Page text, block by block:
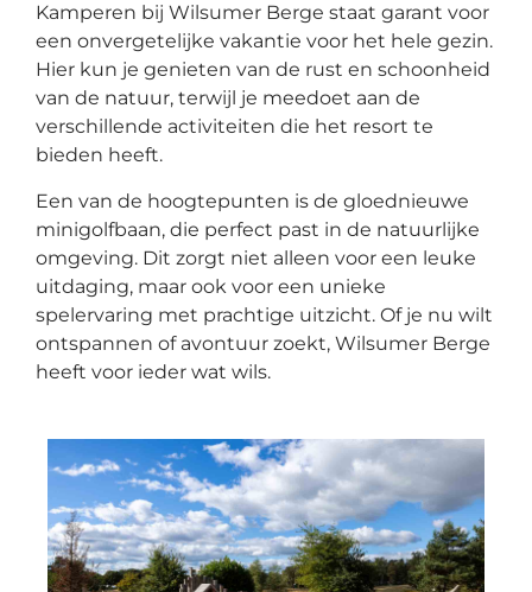
Kamperen bij Wilsumer Berge staat garant voor
een onvergetelijke vakantie voor het hele gezin.
Hier kun je genieten van de rust en schoonheid
van de natuur, terwijl je meedoet aan de
verschillende activiteiten die het resort te
bieden heeft.
Een van de hoogtepunten is de gloednieuwe
minigolfbaan, die perfect past in de natuurlijke
omgeving. Dit zorgt niet alleen voor een leuke
uitdaging, maar ook voor een unieke
spelervaring met prachtige uitzicht. Of je nu wilt
ontspannen of avontuur zoekt, Wilsumer Berge
heeft voor ieder wat wils.